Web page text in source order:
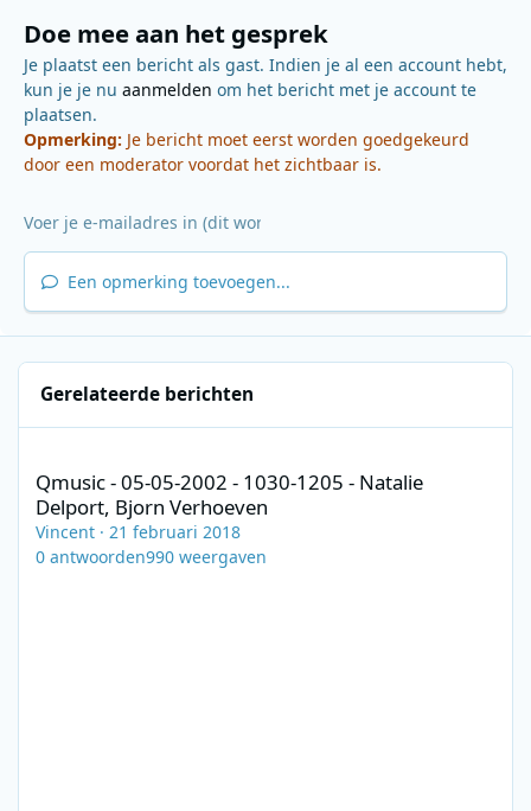
Doe mee aan het gesprek
Je plaatst een bericht als gast. Indien je al een account hebt,
kun je je nu aanmelden om het bericht met je account te
plaatsen.
Opmerking: Je bericht moet eerst worden goedgekeurd
door een moderator voordat het zichtbaar is.
Een opmerking toevoegen...
Gerelateerde berichten
Qmusic - 05-05-2002 - 1030-1205 - Natalie
Delport, Bjorn Verhoeven
Vincent · 21 februari 2018
0 antwoorden990 weergaven